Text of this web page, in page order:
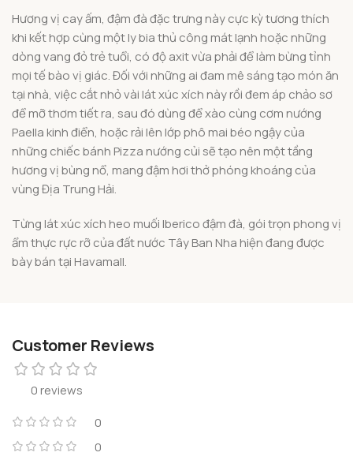
Hương vị cay ấm, đậm đà đặc trưng này cực kỳ tương thích
khi kết hợp cùng một ly bia thủ công mát lạnh hoặc những
dòng vang đỏ trẻ tuổi, có độ axit vừa phải để làm bừng tỉnh
mọi tế bào vị giác. Đối với những ai đam mê sáng tạo món ăn
tại nhà, việc cắt nhỏ vài lát xúc xích này rồi đem áp chảo sơ
để mỡ thơm tiết ra, sau đó dùng để xào cùng cơm nướng
Paella kinh điển, hoặc rải lên lớp phô mai béo ngậy của
những chiếc bánh Pizza nướng củi sẽ tạo nên một tầng
hương vị bùng nổ, mang đậm hơi thở phóng khoáng của
vùng Địa Trung Hải.
Từng lát xúc xích heo muối Iberico đậm đà, gói trọn phong vị
ẩm thực rực rỡ của đất nước Tây Ban Nha hiện đang được
bày bán tại Havamall.
Customer Reviews
0 reviews
0
0